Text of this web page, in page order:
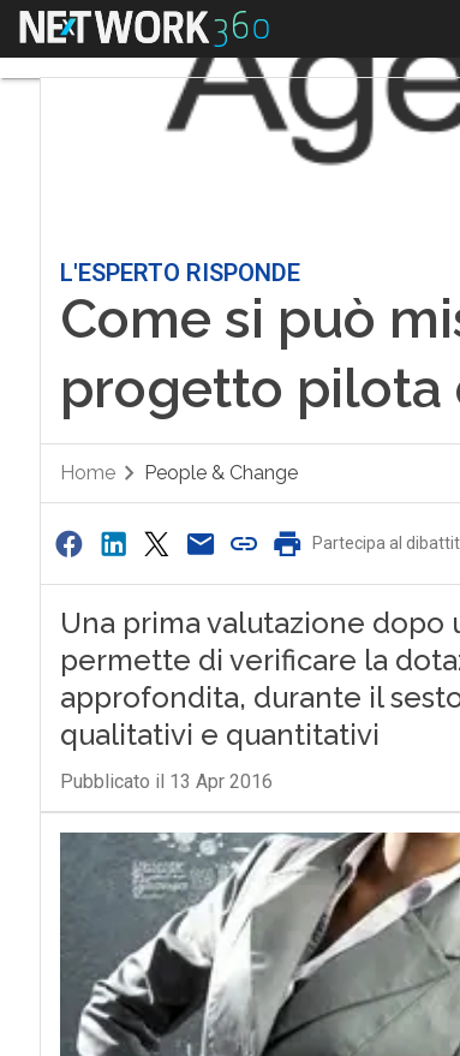
Menu
L'ESPERTO RISPONDE
Come si può
progetto pilota
Home People & Change
Partecipa al
Una prima valutazione
permette di verificare la
approfondita, durante il
qualitativi e quantitativi
Pubblicato il 13 Apr 2016